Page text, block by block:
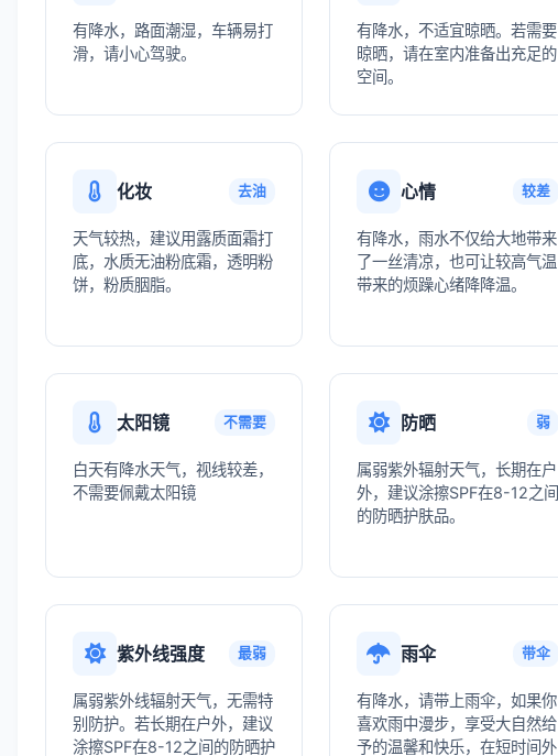
有降水，路面潮湿，车辆易打
滑，请小心驾驶。
有降水，不适宜晾晒。若需要
晾晒，请在室内准备出充足的
空间。
化妆 去油
天气较热，建议用露质面霜打
底，水质无油粉底霜，透明粉
饼，粉质胭脂。
心情 较差
有降水，雨水不仅给大地带来
了一丝清凉，也可让较高气温
带来的烦躁心绪降降温。
太阳镜 不需要
白天有降水天气，视线较差，
不需要佩戴太阳镜
防晒 弱
属弱紫外辐射天气，长期在户
外，建议涂擦SPF在8-12之间
的防晒护肤品。
紫外线强度 最弱
属弱紫外线辐射天气，无需特
别防护。若长期在户外，建议
涂擦SPF在8-12之间的防晒护
雨伞 带伞
有降水，请带上雨伞，如果你
喜欢雨中漫步，享受大自然给
予的温馨和快乐，在短时间外